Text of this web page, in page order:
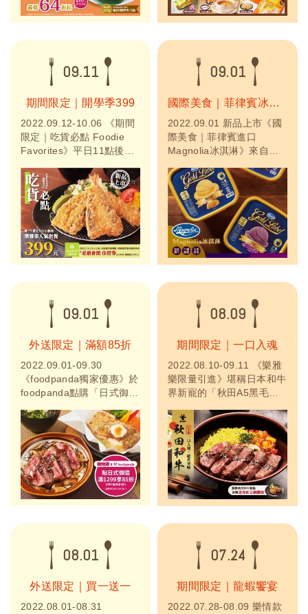
09.11
期間限定｜開學季399
2022.09.12-10.06 《期間
限定｜吃貨必點 Foodie
Favorites》平日11點後，
惠！有機會抽中老爺會館住
宿券！特別選用「在地竹筴
魚」推出日式御膳,以及
「紐西蘭PS等級草飼
牛」、「北海道3S大干
貝」、「和牛漢堡排」等海
陸豪華食材，以最優惠的價
09.01
國際美食｜菲律賓冰淇淋
2022.09.01 新品上市《國
際美食｜菲律賓進口
Magnolia冰淇淋》來自菲
界美食盡樂雅樂可享用到的
滋味，嚴選三款經典口味冰
淇淋，分別有巧克力、芒
果、紫薯口味，每嚐一口都
有濃郁的熱帶風情，讓你不
出國也能享用世界的美味。
歡迎來電詢問，門市訂購！
09.01
外送限定｜滿額85折
2022.09.01-09.30
《foodpanda獨家優惠》於
foodpanda點購「日式御
再享8折。(PRO會員享8
折)。
08.09
期間限定｜一口入魂
2022.08.10-09.11 《樂雅
樂限量引進》堪稱日本和牛
界新寵的「秋田A5黑毛和
樂雅樂餐廳再次與日本秋田
攜手合作限量引進「日本秋
田A5黑毛和牛」，即日起
至2022年09月11日推出
「秋田和牛！一口入魂．絕
世美味」多樣餐點，主廚創
意融合日式與義式組合「秋
08.01
外送限定｜買一送一
2022.08.01-08.31
07.24
期間限定｜龍蝦饗宴
2022.07.28-08.09 樂情款